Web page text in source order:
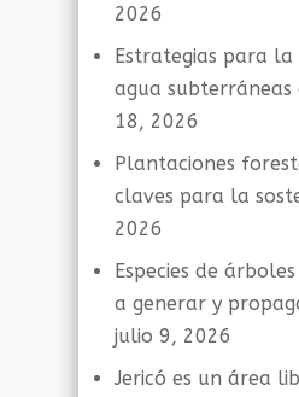
2026
Estrategias para
agua subterráneas
18, 2026
Plantaciones
claves para la
2026
Especies de
a generar y
julio 9, 2026
Jericó es un área